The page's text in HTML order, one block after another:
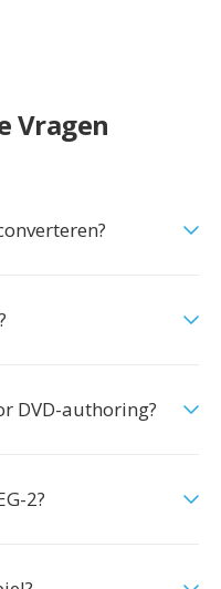
Vragen
DVD-authoring?
2?